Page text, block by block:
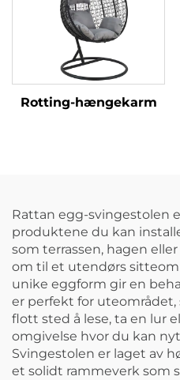
Rotting-hængekarm
Rattan egg-svingestolen
produktene du kan
som terrassen, hagen
om til et utendørs
unike eggform gir en
er perfekt for
flott sted å lese, ta en lur
omgivelse hvor du kan
Svingestolen er laget av
et solidt rammeverk som